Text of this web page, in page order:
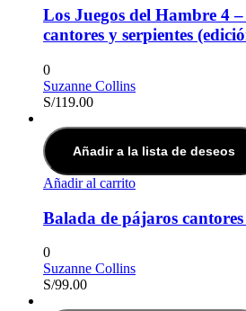
Los Juegos del Hambre 4
cantores y serpientes
0
Suzanne Collins
S/119.00
Añadir a la lista de deseos
Añadir al carrito
Balada de pájaros cantores
0
Suzanne Collins
S/99.00